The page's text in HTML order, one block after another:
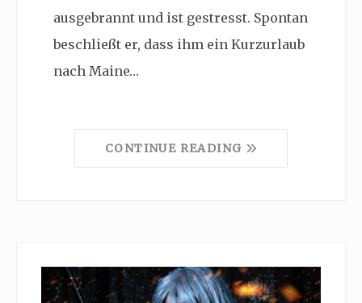
ausgebrannt und ist gestresst. Spontan
beschließt er, dass ihm ein Kurzurlaub
nach Maine…
CONTINUE READING